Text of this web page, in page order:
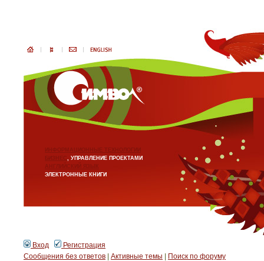
ИНФОРМАЦИОННЫЕ ТЕХНОЛОГИИ
БИЗНЕС, УПРАВЛЕНИЕ ПРОЕКТАМИ
АНГЛИЙСКИЙ ЯЗЫК
ЭЛЕКТРОННЫЕ КНИГИ
Вход
Регистрация
Сообщения без ответов
Активные темы Поиск по форуму